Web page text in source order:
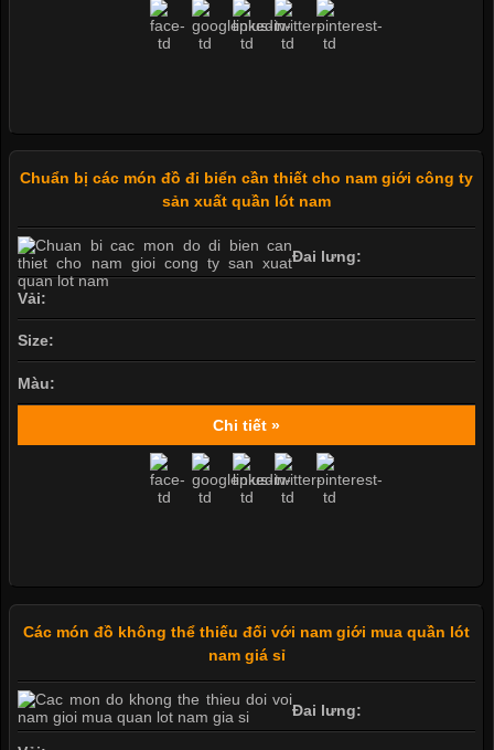
Chuẩn bị các món đồ đi biển cần thiết cho nam giới công ty
sản xuất quần lót nam
Đai lưng:
Vải:
Size:
Màu:
Chi tiết »
Các món đồ không thể thiếu đối với nam giới mua quần lót
nam giá sỉ
Đai lưng: